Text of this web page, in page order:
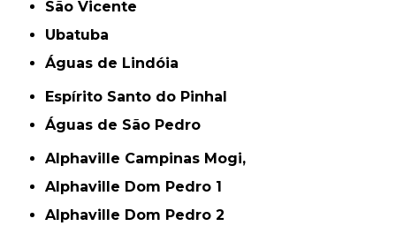
São Vicente
Ubatuba
Águas de Lindóia
Espírito Santo do Pinhal
Águas de São Pedro
Alphaville Campinas Mogi,
Alphaville Dom Pedro 1
Alphaville Dom Pedro 2